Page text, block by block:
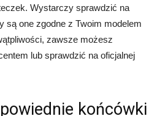
Wystarczy sprawdzić na
są one zgodne z Twoim modelem
zawsze możesz
lub sprawdzić na oficjalnej
końcówki